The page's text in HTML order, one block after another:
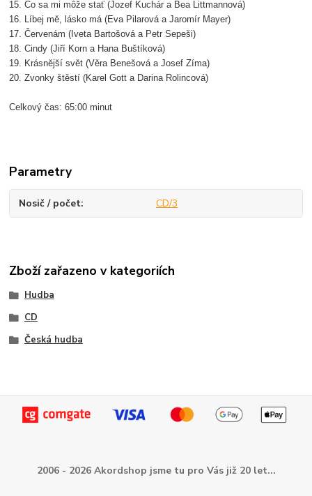
15. Čo sa mi môže stať (Jozef Kuchár a Bea Littmannová)
16. Líbej mě, lásko má (Eva Pilarová a Jaromír Mayer)
17. Červenám (Iveta Bartošová a Petr Sepeši)
18. Cindy (Jiří Korn a Hana Buštíková)
19. Krásnější svět (Věra Benešová a Josef Zíma)
20. Zvonky štěstí (Karel Gott a Darina Rolincová)
Celkový čas: 65:00 minut
Parametry
Nosič / počet CD/3
Zboží zařazeno v kategoriích
Hudba
CD
Česká hudba
2006 - 2026 Akordshop jsme tu pro Vás již 20 let...